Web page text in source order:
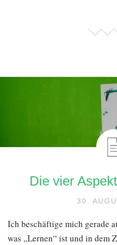
Die vier
30.
Ich beschäftige mich gerade
was „Lernen“ ist und in dem